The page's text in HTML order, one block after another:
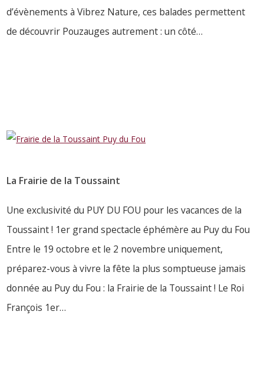
d’évènements à Vibrez Nature, ces balades permettent
de découvrir Pouzauges autrement : un côté…
La Frairie de la Toussaint
Une exclusivité du PUY DU FOU pour les vacances de la
Toussaint ! 1er grand spectacle éphémère au Puy du Fou
Entre le 19 octobre et le 2 novembre uniquement,
préparez-vous à vivre la fête la plus somptueuse jamais
donnée au Puy du Fou : la Frairie de la Toussaint ! Le Roi
François 1er…